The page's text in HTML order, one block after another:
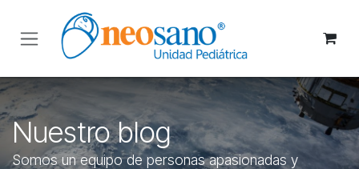
Ir al contenido
Nuestro blog
Somos un equipo de personas apasionadas y